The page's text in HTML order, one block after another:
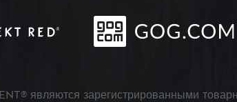
являются зарегистрированными